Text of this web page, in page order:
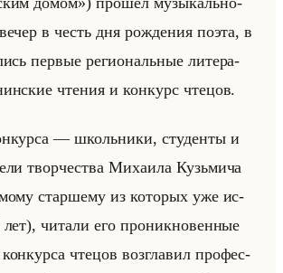
в честь дня рож­де­ния поэта, в
пер­вые ре­ги­ональные ли­те­ра­
чте­ния и кон­курс чте­цов.
— школьни­ки, сту­ден­ты и
твор­че­ства Ми­ха­ила Кузьми­ча
стар­ше­му из ко­то­рых уже ис­
чи­та­ли его про­ник­но­вен­ные
чте­цов воз­гла­вил про­фес­